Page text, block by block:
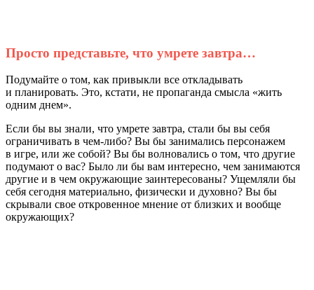
Просто представьте, что умрете завтра…
Подумайте о том, как привыкли все откладывать
и планировать. Это, кстати, не пропаганда смысла «жить
одним днем».
Если бы вы знали, что умрете завтра, стали бы вы себя
ограничивать в чем-либо? Вы бы занимались персонажем
в игре, или же собой? Вы бы волновались о том, что другие
подумают о вас? Было ли бы вам интересно, чем занимаются
другие и в чем окружающие заинтересованы? Ущемляли бы
себя сегодня материально, физически и духовно? Вы бы
скрывали свое откровенное мнение от близких и вообще
окружающих?